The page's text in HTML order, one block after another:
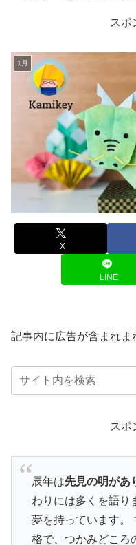
スポ
1月
X
LINE
記事内に広告が含まれま
スポ
辰年は先見の明があ
わりには多くを語り
夢を持っています。
格で、つかみどころ